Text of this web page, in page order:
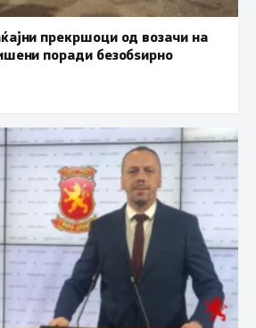
прекршоци од возачи на
поради безобѕирно